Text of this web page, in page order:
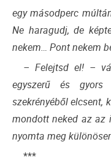
egy másodperc
Ne haragudj, de
nekem… Pont nekem
– Felejtsd el! –
egyszerű és
szekrényéből elcsent,
mondott neked az az
nyomta meg
***